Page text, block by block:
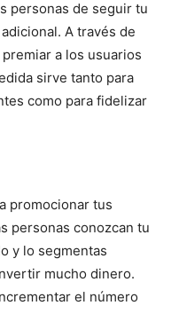
personas de seguir tu
A través de
a los usuarios
sirve tanto para
como para fidelizar
promocionar tus
personas conozcan tu
y lo segmentas
mucho dinero.
el número